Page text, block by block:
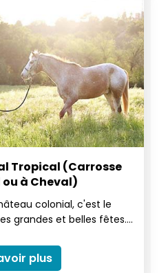
rendre éternel un
de plus romantique
amoureux au fond de
Tropical (Carrosse
à Cheval)
colonial, c'est le
grandes et belles fêtes.
Faites que le jour de
et le plus beau jour
plus